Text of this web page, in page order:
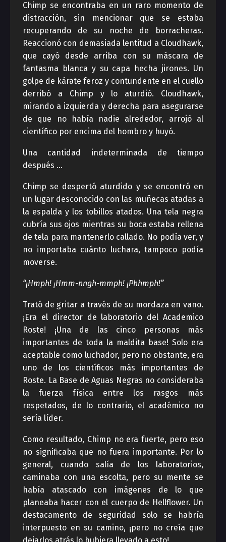
Chimp se encontraba en un raro momento de
distracción, sin mencionar que se estaba
recuperando de su noche de borracheras.
Reaccionó con demasiada lentitud a Cloudhawk,
que cayó desde arriba con su máscara de
fantasma blanca y su capa hecha jirones. Un
golpe de kárate feroz y contundente en el cuello
derribó a Chimp y lo aturdió. Cloudhawk,
mirando a izquierda y derecha para asegurarse
de que no había nadie alrededor, arrojó al
científico por encima del hombro y huyó.
Una cantidad indeterminada de tiempo
después …
Chimp se despertó aturdido y se encontró en
un lugar desconocido con las muñecas atadas a
la espalda y los tobillos atados. Una tela negra
cubría sus ojos mientras su boca estaba rellena
de tela para mantenerlo callado. No podía ver, y
no importaba cuánto luchara, tampoco podía
moverse.
“¡Hmph! ¡Hmm-nngh-mmph! ¡Phhmph!”
Trató de gritar a través de su mordaza en vano.
¡Era el director de laboratorio del Academico
Roste! ¡Una de las cinco personas más
importantes de toda la maldita base! Solo era
aceptable como luchador, pero no obstante, era
uno de los científicos más importantes de
Roste. La Base de Aguas Negras no consideraba
la fuerza física entre los rasgos más
respetados, de lo contrario, el académico no
sería líder.
Como resultado, Chimp no era fuerte, pero eso
no significaba que no fuera importante. Por lo
general, cuando salía de los laboratorios,
caminaba con una escolta, pero su mente se
había atascado con imágenes de lo que
planeaba hacer con el cuerpo de Hellflower. Un
destacamento de seguridad solo se habría
interpuesto en su camino, ¡pero no creía que